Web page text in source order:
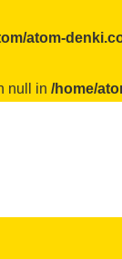
atom-
null in /home/